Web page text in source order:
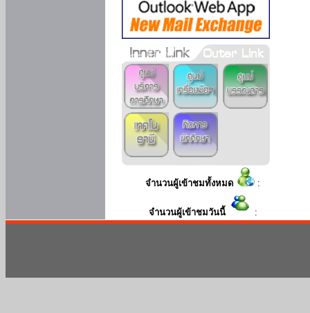
จำนวนผู้เข้าชมทั้งหมด :
จำนวนผู้เข้าชมวันนี้ :